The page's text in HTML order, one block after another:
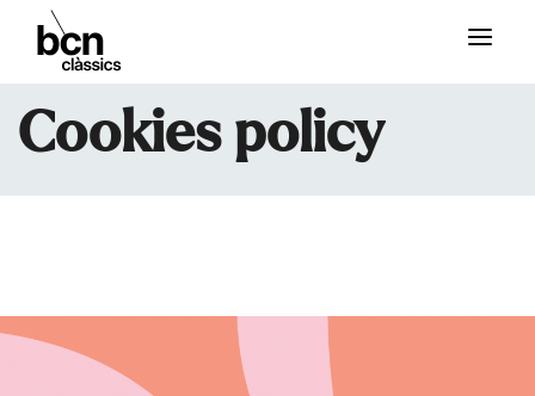
Cookies policy